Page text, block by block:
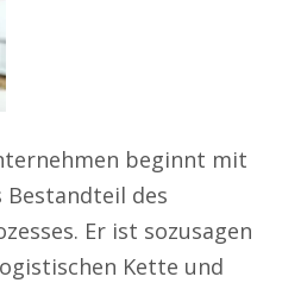
beginnt mit
Bestandteil des
Er ist sozusagen
Kette und